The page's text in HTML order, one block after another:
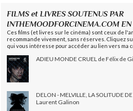
FILMS et LIVRES SOUTENUS PAR
INTHEMOODFORCINEMA.COM
Ces films (et livres sur le cinéma) sont ceux de
recommande vivement, sans réserves. Cliquez
qui vous intéresse pour accéder au lien vers ma
ADIEU MONDE CRUEL de Félix de
DELON - MELVILLE, LA SOLITUDE
Laurent Galinon